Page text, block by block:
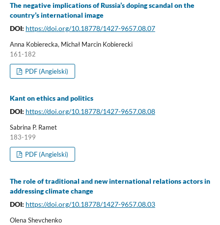
The negative implications of Russia’s doping scandal on the
country’s international image
DOI: https://doi.org/10.18778/1427-9657.08.07
Anna Kobierecka, Michał Marcin Kobierecki
161-182
PDF (Angielski)
Kant on ethics and politics
DOI: https://doi.org/10.18778/1427-9657.08.08
Sabrina P. Ramet
183-199
PDF (Angielski)
The role of traditional and new international relations actors in
addressing climate change
DOI: https://doi.org/10.18778/1427-9657.08.03
Olena Shevchenko